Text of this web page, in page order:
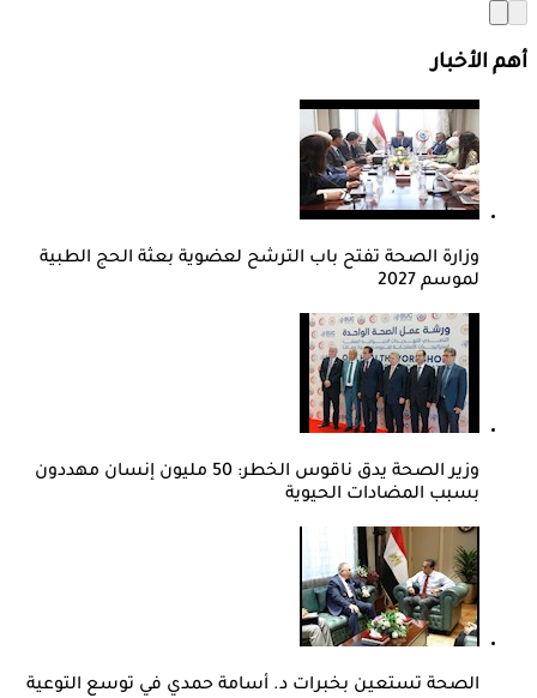
أهم الأخبار
وزارة الصحة تفتح باب الترشح لعضوية بعثة الحج الطبية
لموسم 2027
وزير الصحة يدق ناقوس الخطر: 50 مليون إنسان مهددون
بسبب المضادات الحيوية
الصحة تستعين بخبرات د. أسامة حمدي في توسع التوعية